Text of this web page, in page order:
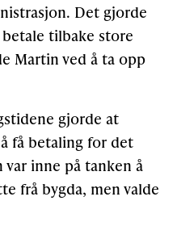
Det gjorde
tilbake store
Martin ved å ta opp
gjorde at
få betaling for det
inne på tanken å
frå bygda, men valde